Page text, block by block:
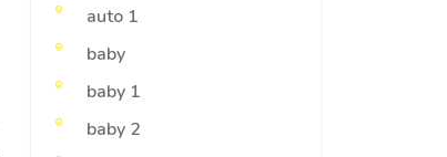
auto 1
baby
baby 1
baby 2